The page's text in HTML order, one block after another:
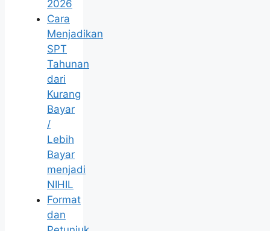
2026
Cara
Menjadikan
SPT
Tahunan
dari
Kurang
Bayar
/
Lebih
Bayar
menjadi
NIHIL
Format
dan